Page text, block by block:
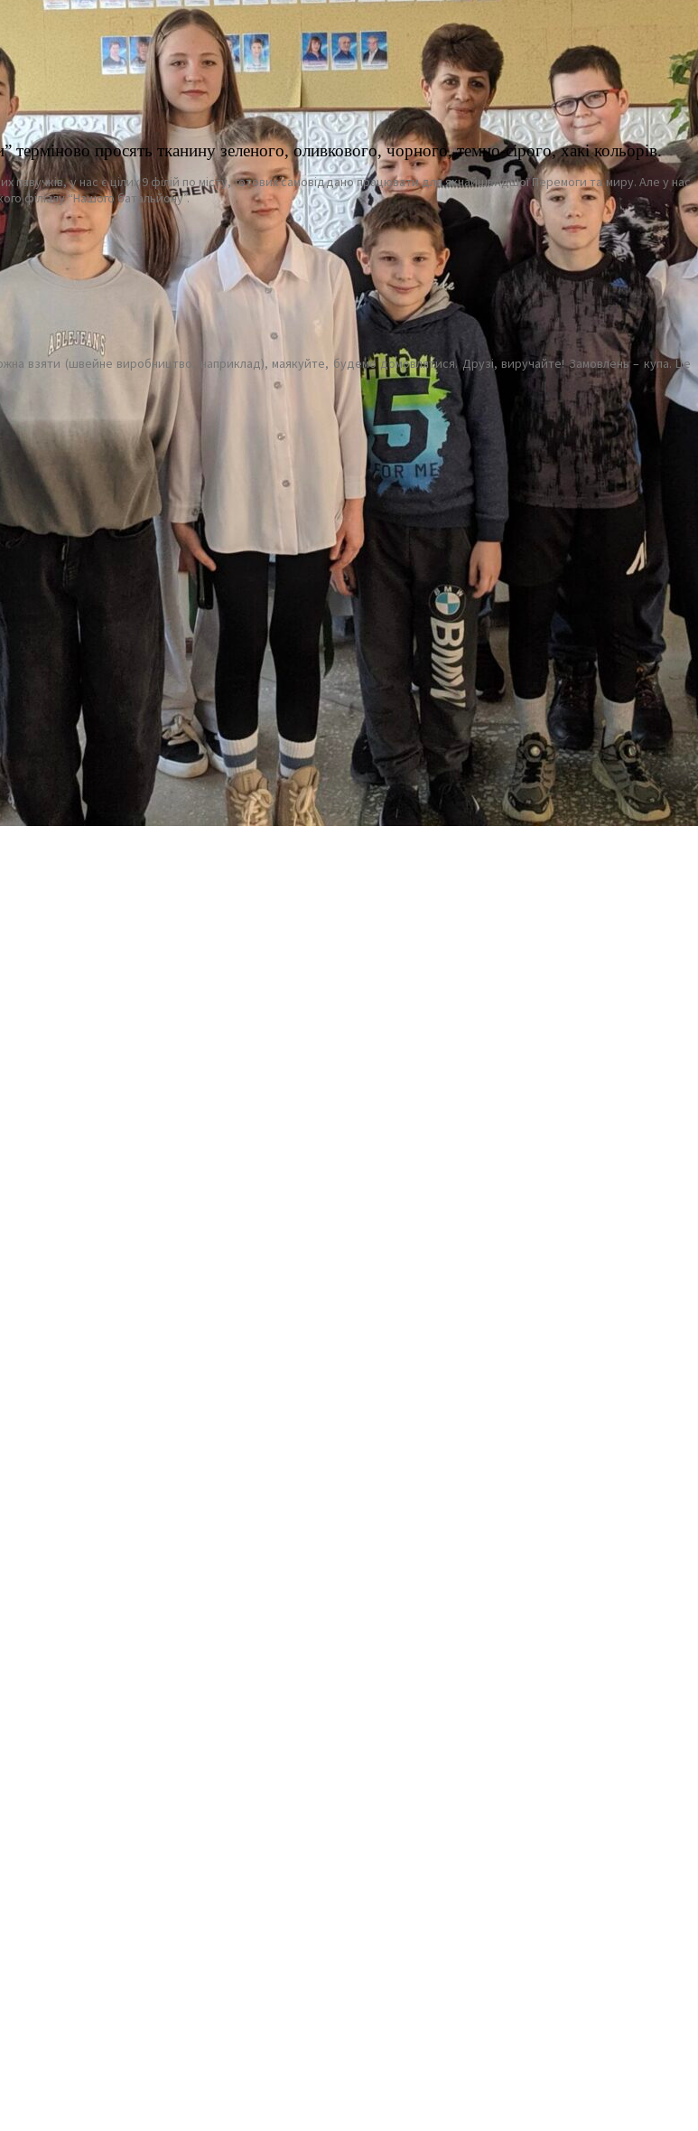
терміново просять тканину зеленого, оливкового, чорного,темно-сірого, хакі кольорів.
у нас є цілих 9 філій по місту, готових самовіддано працювати для якнайшвидшої Перемоги та миру. Але у нас
філіалу “Нашого батальйону”.
взяти (швейне виробництво, наприклад), маякуйте, будемо домовлятися. Друзі, виручайте! Замовлень – купа. Це